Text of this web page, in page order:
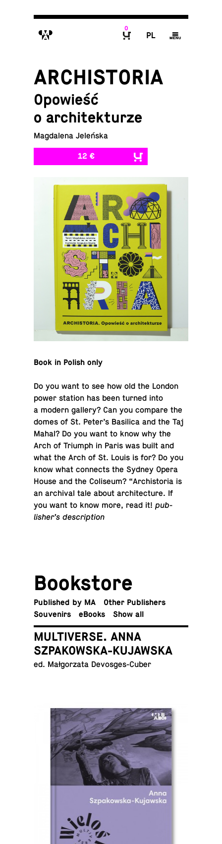
M
0
P g
ARCHISTORIA
Opowieść
o architekturze
Magdalena Jeleńska
12 €
Book in Polish only
Do you want to see how old the London
power station has been turned into
a modern gallery? Can you compare the
domes of St. Peter’s Basil­ica and the Taj
Mahal? Do you want to know why the
Arch of Triumph in Paris was built and
what the Arch of St. Louis is for? Do you
know what con­nects the Sydney Opera
House and the Col­i­seum? “Archis­to­ria is
an archival tale about ar­chi­tec­ture. If
you want to know more, read it! pub­
lisher’s description
Book­store
Pub­lished by MA
Other Publishers
Sou­venirs
eBooks Show all
MULTIVERSE. ANNA
SZPAKOWSKA-KUJAWSKA
ed. Małgorzata Devosges-Cuber